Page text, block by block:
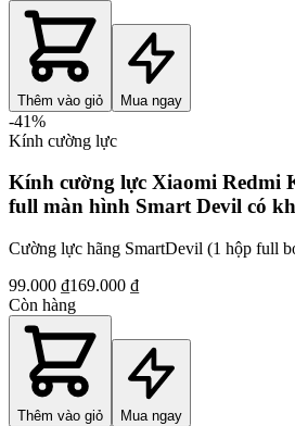
Thêm vào giỏ Mua ngay
-41%
Kính cường lực
Kính cường lực Xiaomi Redmi
full màn hình Smart Devil có
Cường lực hãng SmartDevil (1 hộp full
99.000 ₫169.000 ₫
Còn hàng
Thêm vào giỏ Mua ngay